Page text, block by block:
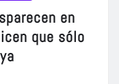
en
que sólo